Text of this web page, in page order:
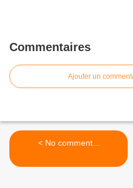
Commentaires
Ajouter un
< No comment...